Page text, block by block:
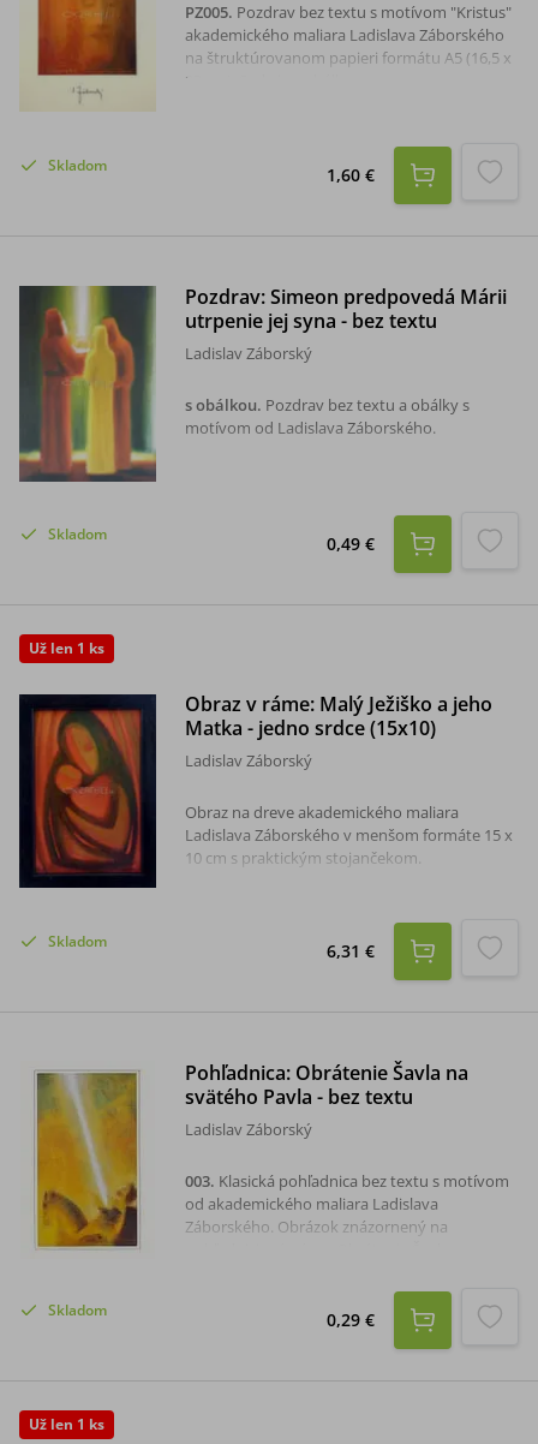
PZ005. Pozdrav bez textu s motívom "Kristus"
akademického maliara Ladislava Záborského
na štruktúrovanom papieri formátu A5 (16,5 x
23 cm). Sada je s obálkou.
Skladom 1,60 €
Pozdrav: Simeon predpovedá Márii
utrpenie jej syna - bez textu
Ladislav Záborský
s obálkou. Pozdrav bez textu a obálky s
motívom od Ladislava Záborského.
Skladom 0,49 €
Už len 1 ks
Obraz v ráme: Malý Ježiško a jeho
Matka - jedno srdce (15x10)
Ladislav Záborský
Obraz na dreve akademického maliara
Ladislava Záborského v menšom formáte 15 x
10 cm s praktickým stojančekom.
Skladom 6,31 €
Pohľadnica: ​Obrátenie Šavla na
svätého Pavla - bez textu
Ladislav Záborský
003. Klasická pohľadnica bez textu s motívom
od akademického maliara Ladislava
Záborského. Obrázok znázornený na
Skladom 0,29 €
Už len 1 ks